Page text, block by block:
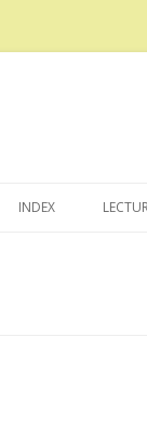
au
INDEX